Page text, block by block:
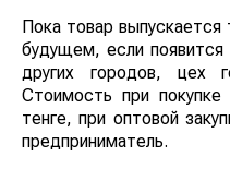
Пока товар
будущем, если
других городов, цех
Стоимость при
тенге, при оптовой
предприниматель.